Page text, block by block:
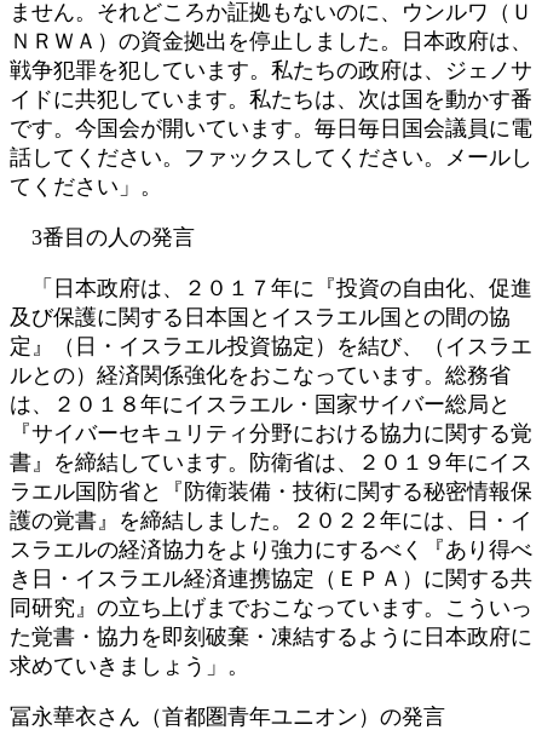
ません。それどころか証拠もないのに、ウンルワ（Ｕ
ＮＲＷＡ）の資金拠出を停止しました。日本政府は、
戦争犯罪を犯しています。私たちの政府は、ジェノサ
イドに共犯しています。私たちは、次は国を動かす番
です。今国会が開いています。毎日毎日国会議員に電
話してください。ファックスしてください。メールし
てください」。
3番目の人の発言
「日本政府は、２０１７年に『投資の自由化、促進
及び保護に関する日本国とイスラエル国との間の協
定』（日・イスラエル投資協定）を結び、（イスラエ
ルとの）経済関係強化をおこなっています。総務省
は、２０１８年にイスラエル・国家サイバー総局と
『サイバーセキュリティ分野における協力に関する覚
書』を締結しています。防衛省は、２０１９年にイス
ラエル国防省と『防衛装備・技術に関する秘密情報保
護の覚書』を締結しました。２０２２年には、日・イ
スラエルの経済協力をより強力にするべく『あり得べ
き日・イスラエル経済連携協定（ＥＰＡ）に関する共
同研究』の立ち上げまでおこなっています。こういっ
た覚書・協力を即刻破棄・凍結するように日本政府に
求めていきましょう」。
冨永華衣さん（首都圏青年ユニオン）の発言